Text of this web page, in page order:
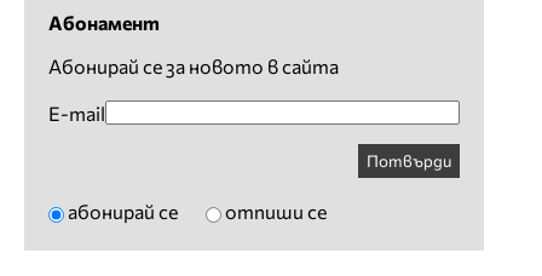
Абонамент
Абонирай се за новото в сайта
E-mail
Потвърди
абонирай се отпиши се